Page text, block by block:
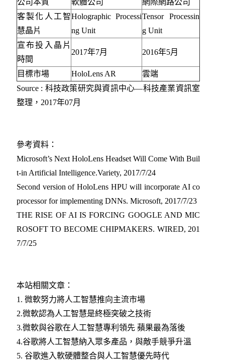
公司本質 軟體公司
網際網路公司
客製化人工智
慧晶片
Holographic Processi
ng Unit
Tensor Processin
g Unit
宣布投入晶片
時間
2017年7月 2016年5月
目標市場 HoloLens AR
雲端
Source : 科技政策研究與資訊中心—科技產業資訊室
整理，2017年07月
參考資料：
Microsoft’s Next HoloLens Headset Will Come With Buil
t-in Artificial Intelligence.Variety, 2017/7/24
Second version of HoloLens HPU will incorporate AI co
processor for implementing DNNs. Microsoft, 2017/7/23
THE RISE OF AI IS FORCING GOOGLE AND MIC
ROSOFT TO BECOME CHIPMAKERS. WIRED, 201
7/7/25
本站相關文章：
1. 微軟努力將人工智慧推向主流市場
2.微軟認為人工智慧是終極突破之技術
3.微軟與谷歌在人工智慧專利領先 蘋果最為落後
4.谷歌將人工智慧納入眾多產品，與敵手競爭升溫
5. 谷歌進入軟硬體整合與人工智慧優先時代